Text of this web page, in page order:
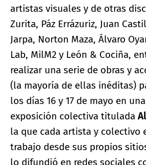
artistas visuales y de otras
Zurita, Páz Errázuriz, Juan
Jarpa, Norton Maza, Álvaro
Lab, MilM2 y León & Cociña,
realizar una serie de obras y
(la mayoría de ellas inéditas)
los días 16 y 17 de mayo en
exposición colectiva titulada
la que cada artista y colectivo
trabajo desde sus propios
lo difundió en redes sociales